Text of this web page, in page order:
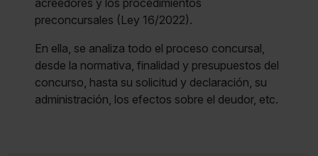
acreedores y los procedimientos
preconcursales (Ley 16/2022).
En ella, se analiza todo el proceso concursal,
desde la normativa, finalidad y presupuestos del
concurso, hasta su solicitud y declaración, su
administración, los efectos sobre el deudor, etc.